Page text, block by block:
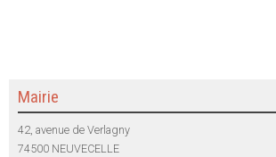
Mairie
42, avenue de Verlagny
74500 NEUVECELLE